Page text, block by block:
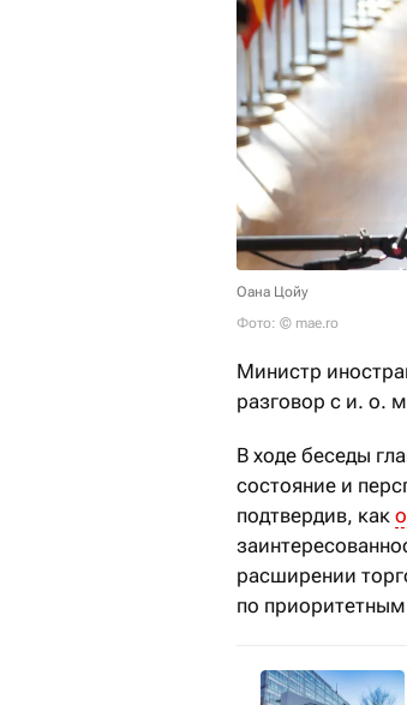
Оана Цойу
Фото: © mae.ro
Министр
разговор с и. о.
В ходе беседы
состояние и
подтвердив, как
расширении
по